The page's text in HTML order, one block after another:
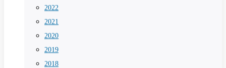
2022
2021
2020
2019
2018